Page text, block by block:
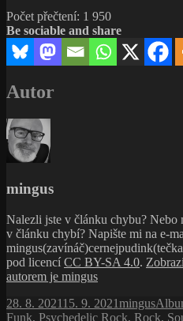
Počet přečtení: 1 950
Be sociable and share
Autor
mingus
Nalezli jste v článku chybu? Nebo
v článku chybí? Napište mi na e-
pod licencí CC BY-SA 4.0.
autorem je mingus
Publikováno:
28. 8. 202115. 9. 2021Autor:
mingus
Funk, Psychedelic Rock, Rock,